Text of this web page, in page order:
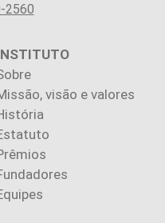
2560
visão e valores